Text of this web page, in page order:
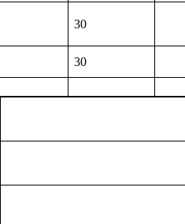
30
30